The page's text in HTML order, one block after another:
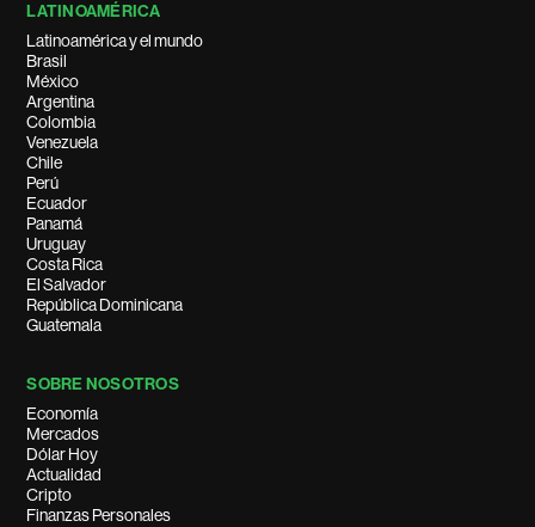
LATINOAMÉRICA
Latinoamérica y el mundo
Brasil
México
Argentina
Colombia
Venezuela
Chile
Perú
Ecuador
Panamá
Uruguay
Costa Rica
El Salvador
República Dominicana
Guatemala
SOBRE NOSOTROS
Economía
Mercados
Dólar Hoy
Actualidad
Cripto
Finanzas Personales